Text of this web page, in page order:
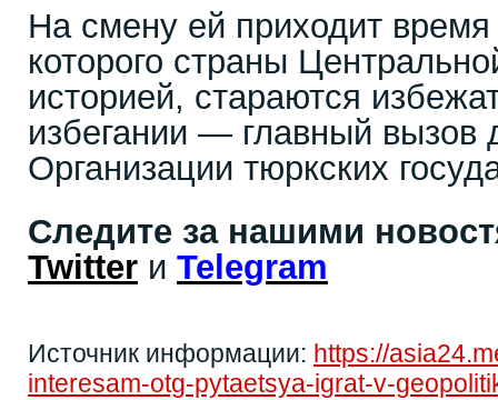
На смену ей приходит
которого страны
историей, стараются
избегании — главный вызов
Организации тюркских
Следите за нашими
Twitter и Telegram
Источник информации: https://
interesam-otg-pytaetsya-igrat-v-